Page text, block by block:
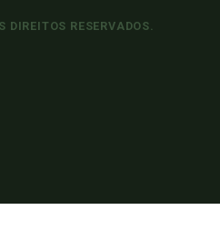
DIREITOS RESERVADOS.